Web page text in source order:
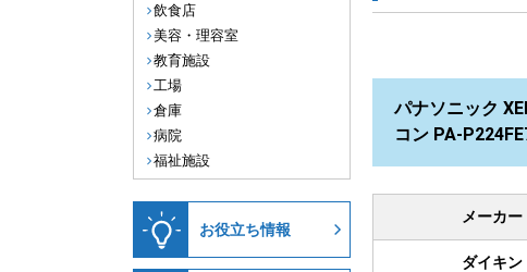
パナソニック
コン PA-
メーカー
ダイキン
飲食店
美容・理容室
教育施設
工場
倉庫
病院
福祉施設
お役立ち情報